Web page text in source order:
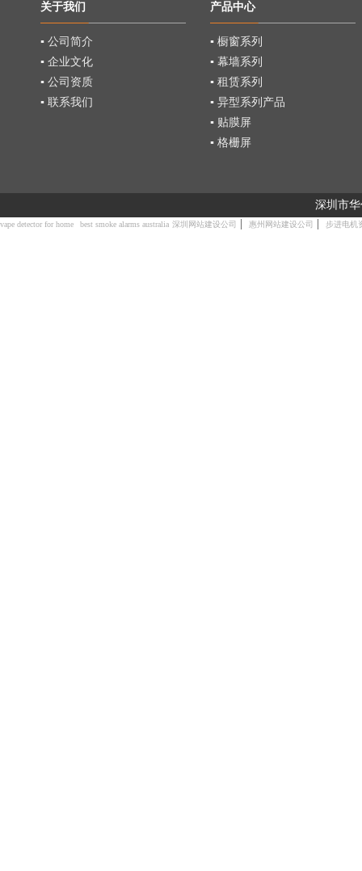
关于我们
▪ 公司简介
▪ 企业文化
▪ 公司资质
▪ 联系我们
产品中心
▪ 橱窗系列
▪ 幕墙系列
▪ 租赁系列
▪ 异型系列产品
▪ 贴膜屏
▪ 格栅屏
深圳市
vape detector for home best smoke alarms australia 深圳网站建设公司 惠州网站建设公司 步进电机